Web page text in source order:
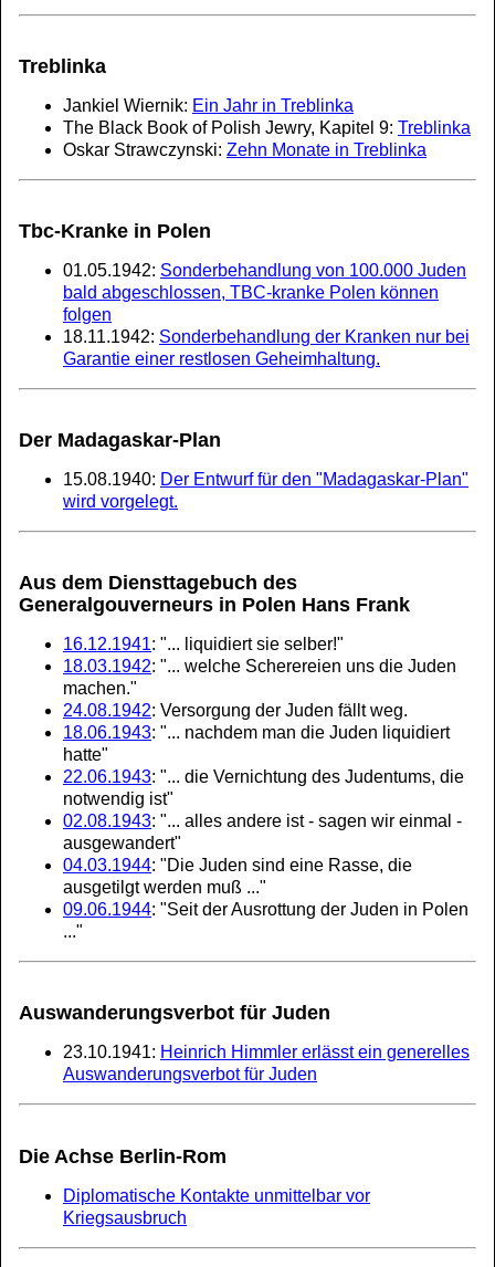
Treblinka
Jankiel Wiernik: Ein Jahr in Treblinka
The Black Book of Polish Jewry, Kapitel 9: Treblinka
Oskar Strawczynski: Zehn Monate in Treblinka
Tbc-Kranke in Polen
01.05.1942: Sonderbehandlung von 100.000 Juden
bald abgeschlossen, TBC-kranke Polen können
folgen
18.11.1942: Sonderbehandlung der Kranken nur bei
Garantie einer restlosen Geheimhaltung.
Der Madagaskar-Plan
15.08.1940: Der Entwurf für den "Madagaskar-Plan"
wird vorgelegt.
Aus dem Diensttagebuch des
Generalgouverneurs in Polen Hans Frank
16.12.1941: "... liquidiert sie selber!"
18.03.1942: "... welche Scherereien uns die Juden
machen."
24.08.1942: Versorgung der Juden fällt weg.
18.06.1943: "... nachdem man die Juden liquidiert
hatte"
22.06.1943: "... die Vernichtung des Judentums, die
notwendig ist"
02.08.1943: "... alles andere ist - sagen wir einmal -
ausgewandert"
04.03.1944: "Die Juden sind eine Rasse, die
ausgetilgt werden muß ..."
09.06.1944: "Seit der Ausrottung der Juden in Polen
..."
Auswanderungsverbot für Juden
23.10.1941: Heinrich Himmler erlässt ein generelles
Auswanderungsverbot für Juden
Die Achse Berlin-Rom
Diplomatische Kontakte unmittelbar vor
Kriegsausbruch